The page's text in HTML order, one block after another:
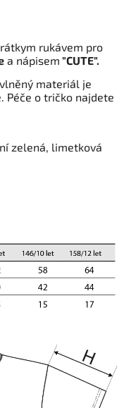
rukávem pro
a nápisem "CUTE".
materiál je
Péče o tričko najdete
zelená, limetková